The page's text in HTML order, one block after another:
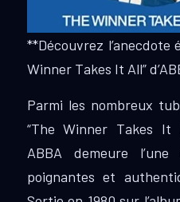
**Découvrez l’anecdote
Winner Takes It All”
Parmi les nombreux
“The Winner Takes It
ABBA demeure
poignantes et